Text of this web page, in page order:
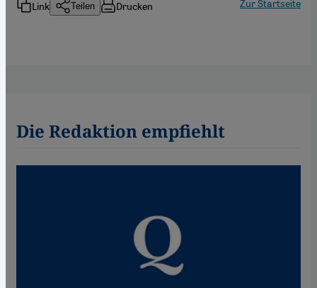
Link Teilen Drucken Zur Startseite
Die Redaktion empfiehlt